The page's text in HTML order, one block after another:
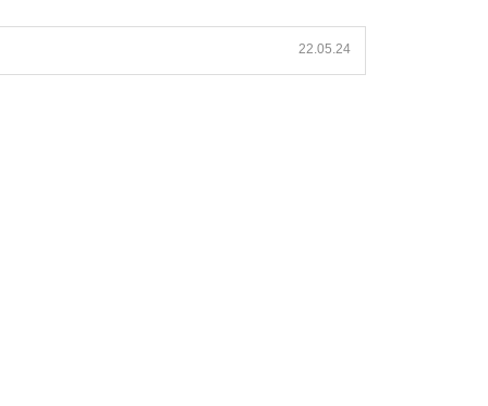
22.05.24